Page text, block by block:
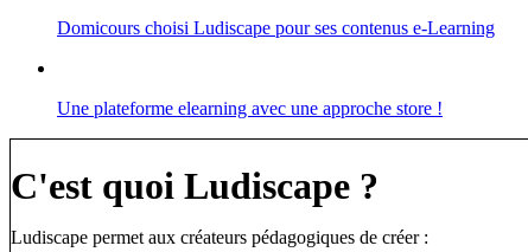
Domicours choisi Ludiscape pour ses contenus e-Learning
Une plateforme elearning avec une approche store !
C'est quoi Ludiscape ?
Ludiscape permet aux créateurs pédagogiques de créer :